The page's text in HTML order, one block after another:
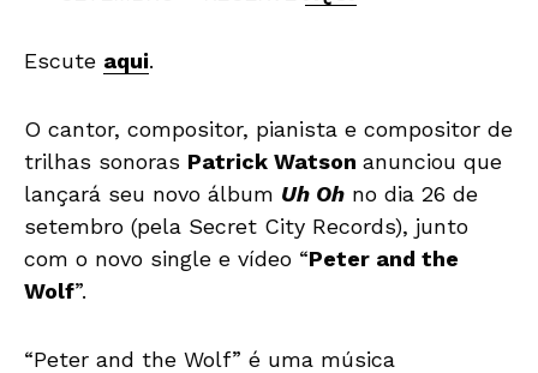
Escute aqui.
O cantor, compositor, pianista e compositor de
trilhas sonoras Patrick Watson anunciou que
lançará seu novo álbum Uh Oh no dia 26 de
setembro (pela Secret City Records), junto
com o novo single e vídeo “Peter and the
Wolf”.
“Peter and the Wolf” é uma música